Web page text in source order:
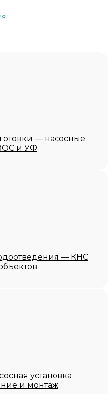
— насосные
и УФ
— КНС
установка
и монтаж